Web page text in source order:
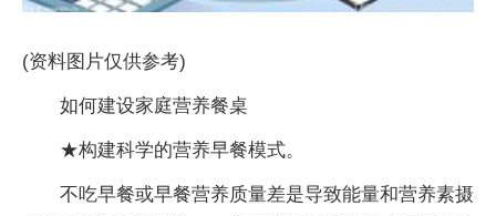
(资料图片仅供参考)
如何建设家庭营养餐桌
★构建科学的营养早餐模式。
不吃早餐或早餐营养质量差是导致能量和营养素摄